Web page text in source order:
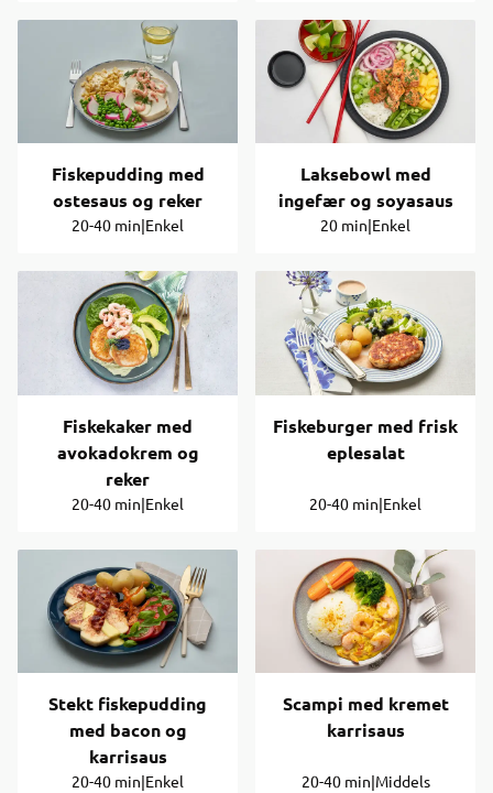
Fiskepudding med
ostesaus og reker
20-40 min|Enkel
Laksebowl med
ingefær og soyasaus
20 min|Enkel
Fiskekaker med
avokadokrem og
reker
20-40 min|Enkel
Fiskeburger med frisk
eplesalat
20-40 min|Enkel
Stekt fiskepudding
med bacon og
karrisaus
20-40 min|Enkel
Scampi med kremet
karrisaus
20-40 min|Middels